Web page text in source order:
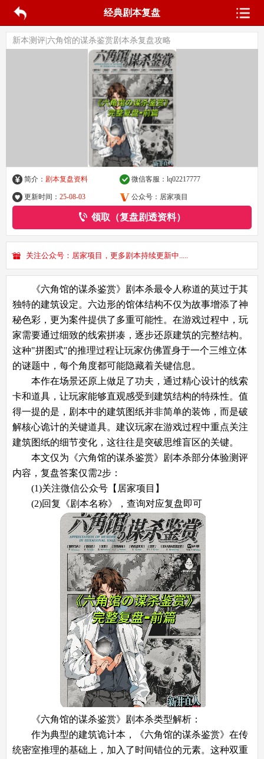
经典剧本复盘
新本测评|六角馆的谋杀鉴赏剧本杀复盘攻略
简介： 剧本复盘资料 微信客服：lq02217777
更新时间： 25-08-03 公众号：居家项目
领取（复盘剧透资料）
关注公众号：居家项目，更多剧本持续更新中.....
《六角馆的谋杀鉴赏》剧本杀最令人称道的莫过于其
独特的建筑设定。六边形的馆体结构不仅为故事增添了神
秘色彩，更为案件提供了多重可能性。在游戏过程中，玩
家需要通过细致的线索拼凑，逐步还原建筑的完整结构。
这种"拼图式"的推理过程让玩家仿佛置身于一个三维立体
的谜题中，每个角度都可能隐藏着关键信息。
本作在场景还原上做足了功夫，通过精心设计的线索
卡和道具，让玩家能够直观感受到建筑结构的特殊性。值
得一提的是，剧本中的建筑图纸并非简单的装饰，而是破
解核心诡计的关键道具。建议玩家在游戏过程中重点关注
建筑图纸的细节变化，这往往是突破思维盲区的关键。
本文仅为《六角馆的谋杀鉴赏》剧本杀部分体验测评
内容，复盘答案仅需2步：
(1)关注微信公众号【居家项目】
(2)回复《剧本名称》，查询对应复盘即可
《六角馆的谋杀鉴赏》剧本杀类型解析：
作为典型的建筑诡计本，《六角馆的谋杀鉴赏》在传
统密室推理的基础上，加入了时间错位的元素。这种双重